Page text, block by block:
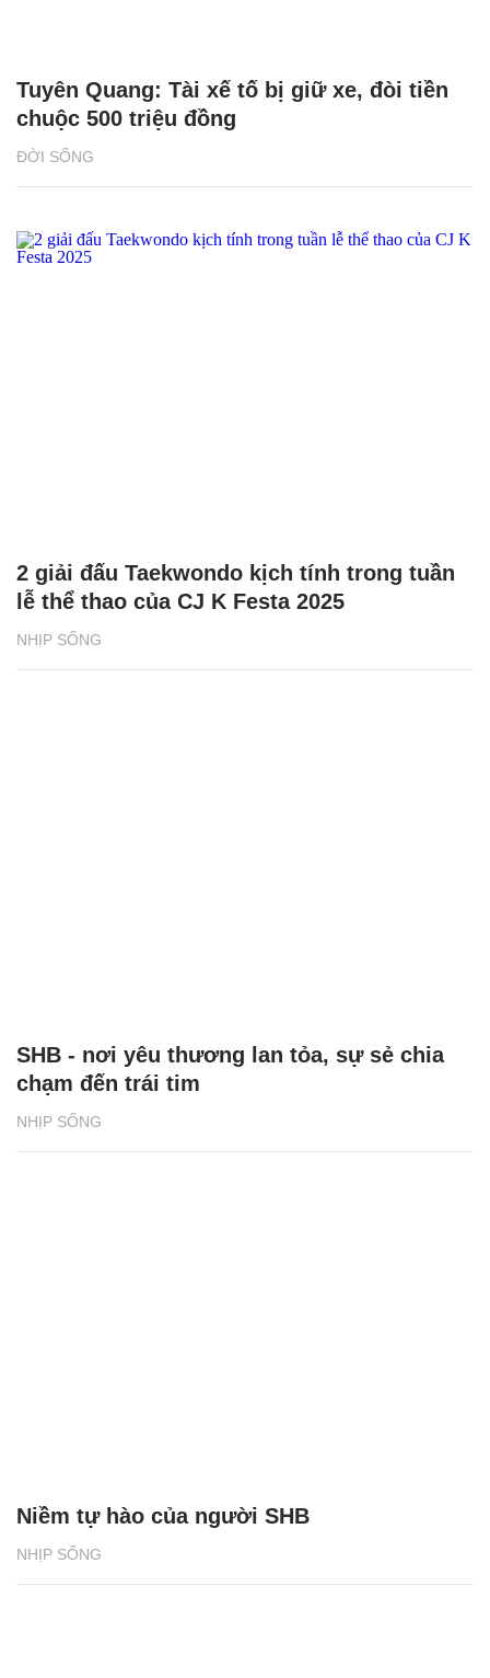
ĐỜI SỐNG
Tuyên Quang: Tài xế tố bị giữ xe, đòi tiền
chuộc 500 triệu đồng
NHỊP SỐNG
2 giải đấu Taekwondo kịch tính trong tuần
lễ thể thao của CJ K Festa 2025
NHỊP SỐNG
SHB - nơi yêu thương lan tỏa, sự sẻ chia
chạm đến trái tim
NHỊP SỐNG
Niềm tự hào của người SHB